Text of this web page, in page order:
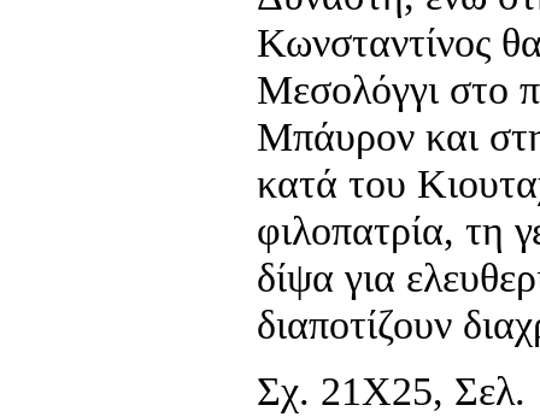
Κωνσταντίνος
Μεσολόγγι στο
Μπάυρον και
κατά του
φιλοπατρία, τη
δίψα για
διαποτίζουν
Σχ. 21Χ25, Σελ.